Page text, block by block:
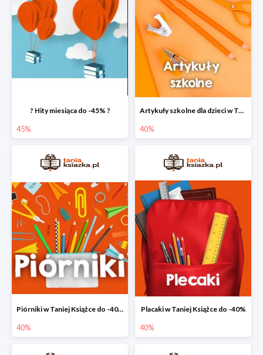
? Hity miesiąca do -45% ?
45%
Artykuły szkolne dla dzieci w Taniej Książce do -40%
40%
Piórniki w Taniej Książce do -40%
40%
Placaki w Taniej Książce do -40%
40%